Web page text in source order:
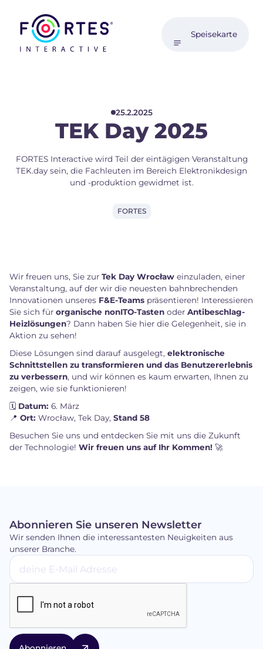
Speisekarte
25.2.2025
TEK Day 2025
FORTES Interactive wird Teil der eintägigen Veranstaltung
TEK.day sein, die Fachleuten im Bereich Elektronikdesign
und -produktion gewidmet ist.
FORTES
Wir freuen uns, Sie zur Tek Day Wrocław einzuladen, einer
Veranstaltung, auf der wir die neuesten bahnbrechenden
Innovationen unseres F&E-Teams präsentieren! Interessieren
Sie sich für organische nonITO-Tasten oder Antibeschlag-
Heizlösungen? Dann haben Sie hier die Gelegenheit, sie in
Aktion zu sehen!
Diese Lösungen sind darauf ausgelegt, elektronische
Schnittstellen zu transformieren und das Benutzererlebnis
zu verbessern, und wir können es kaum erwarten, Ihnen zu
zeigen, wie sie funktionieren!
🗓 Datum: 6. März
📍 Ort: Wrocław, Tek Day, Stand 58
Besuchen Sie uns und entdecken Sie mit uns die Zukunft
der Technologie! Wir freuen uns auf Ihr Kommen! 🚀
Abonnieren Sie unseren Newsletter
Wir senden Ihnen die interessantesten Neuigkeiten aus
unserer Branche.